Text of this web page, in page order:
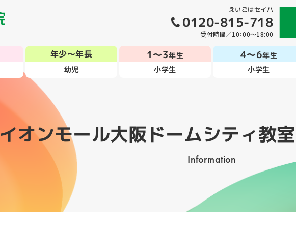
えいごはセイハ
0120-815-718
受付時間／10：00～18:00
年少～年長
幼児
1～3年生
小学生
4～6年生
小学生
イオンモール大阪ドームシティ教室
Information